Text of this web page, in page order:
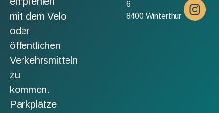
mit dem Velo
oder
öffentlichen
Verkehrsmitteln
zu
kommen.
Parkplätze
6
8400 Winterthur